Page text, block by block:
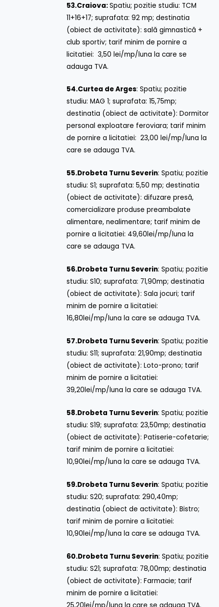
53.Craiova:Spatiu; pozitie studiu: TCM
11+16+17; suprafata: 92 mp; destinatia
(obiect de activitate): sală gimnastică +
club sportiv; tarif minim de pornire a
licitatiei: 3,50 lei/mp/luna la care se
adauga TVA.
54.Curtea de Arges: Spatiu; pozitie
studiu: MAG 1; suprafata: 15,75mp;
destinatia (obiect de activitate): Dormitor
personal exploatare feroviara; tarif minim
de pornire a licitatiei: 23,00 lei/mp/luna la
care se adauga TVA.
55.Drobeta Turnu Severin: Spatiu; pozitie
studiu: S1; suprafata: 5,50 mp; destinatia
(obiect de activitate): difuzare presă,
comercializare produse preambalate
alimentare, nealimentare; tarif minim de
pornire a licitatiei: 49,60lei/mp/luna la
care se adauga TVA.
56.Drobeta Turnu Severin: Spatiu; pozitie
studiu: S10; suprafata: 71,90mp; destinatia
(obiect de activitate): Sala jocuri; tarif
minim de pornire a licitatiei:
16,80lei/mp/luna la care se adauga TVA.
57.Drobeta Turnu Severin: Spatiu; pozitie
studiu: S11; suprafata: 21,90mp; destinatia
(obiect de activitate): Loto-prono; tarif
minim de pornire a licitatiei:
39,20lei/mp/luna la care se adauga TVA.
58.Drobeta Turnu Severin: Spatiu; pozitie
studiu: S19; suprafata: 23,50mp; destinatia
(obiect de activitate): Patiserie-cofetarie;
tarif minim de pornire a licitatiei:
10,90lei/mp/luna la care se adauga TVA.
59.Drobeta Turnu Severin: Spatiu; pozitie
studiu: S20; suprafata: 290,40mp;
destinatia (obiect de activitate): Bistro;
tarif minim de pornire a licitatiei:
10,90lei/mp/luna la care se adauga TVA.
60.Drobeta Turnu Severin: Spatiu; pozitie
studiu: S21; suprafata: 78,00mp; destinatia
(obiect de activitate): Farmacie; tarif
minim de pornire a licitatiei:
25,20lei/mp/luna la care se adauga TVA.